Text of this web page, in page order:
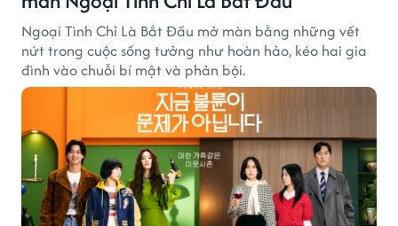
Ngoại Tình Chỉ Là Bắt Đầu mở màn bằng những vết
nứt trong cuộc sống tưởng như hoàn hảo, kéo hai gia
đình vào chuỗi bí mật và phản bội.